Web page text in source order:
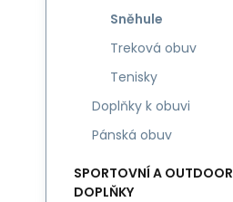
Sněhule
Treková obuv
Tenisky
Doplňky k obuvi
Pánská obuv
SPORTOVNÍ A OUTDOOR
DOPLŇKY